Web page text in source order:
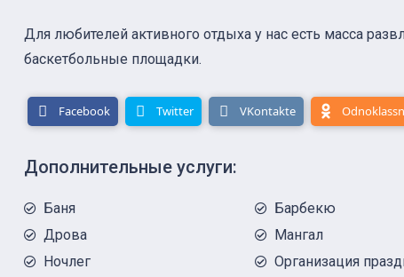
Для любителей активного отдыха у нас есть масса
баскетбольные площадки.
Facebook Twitter VKontakte
Дополнительные услуги:
Баня Барбекю
Дрова
Мангал
Ночлег
Организация